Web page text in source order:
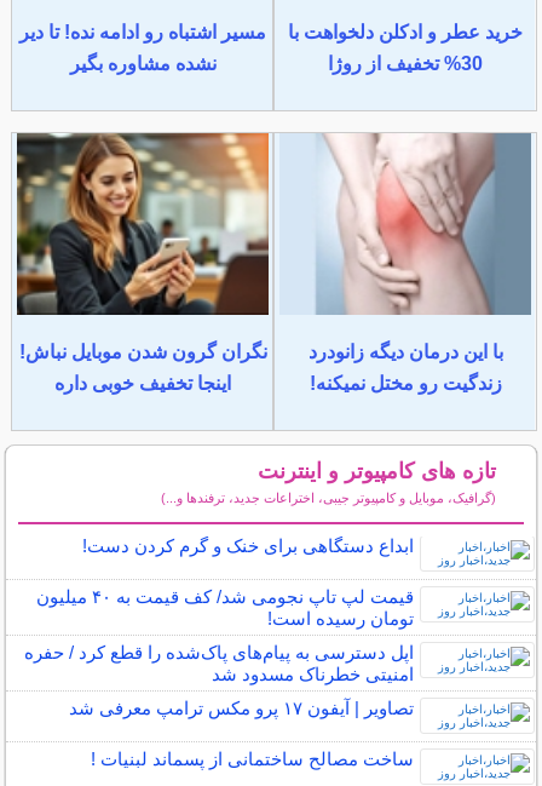
خرید عطر و ادکلن دلخواهت با
30% تخفیف از روژا
مسیر اشتباه رو ادامه نده! تا دیر
نشده مشاوره بگیر
با این درمان دیگه زانودرد
زندگیت رو مختل نمیکنه!
نگران گرون شدن موبایل نباش!
اینجا تخفیف خوبی داره
تازه های کامپیوتر و اینترنت
(گرافیک، موبایل و کامپیوتر جیبی، اختراعات جدید، ترفندها و...)
ابداع دستگاهی برای خنک و گرم کردن دست!
قیمت‌ لپ‌ تاپ نجومی شد/ کف قیمت‌ به ۴۰‌ میلیون
تومان رسیده است!
اپل دسترسی به پیام‌های پاک‌شده را قطع کرد / حفره
امنیتی خطرناک مسدود شد
تصاویر | آیفون ۱۷ پرو مکس ترامپ معرفی شد
ساخت مصالح ساختمانی از پسماند لبنیات !